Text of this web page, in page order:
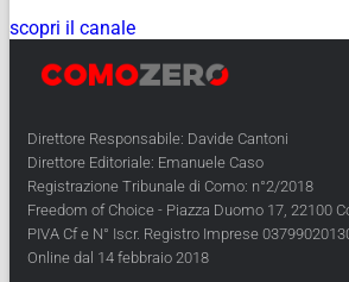
scopri il canale
Direttore Responsabile: Davide Cantoni
Direttore Editoriale: Emanuele Caso
Registrazione Tribunale di Como: n°2/2018
Freedom of Choice - Piazza Duomo 17, 22100
PIVA Cf e N° Iscr. Registro Imprese
Online dal 14 febbraio 2018